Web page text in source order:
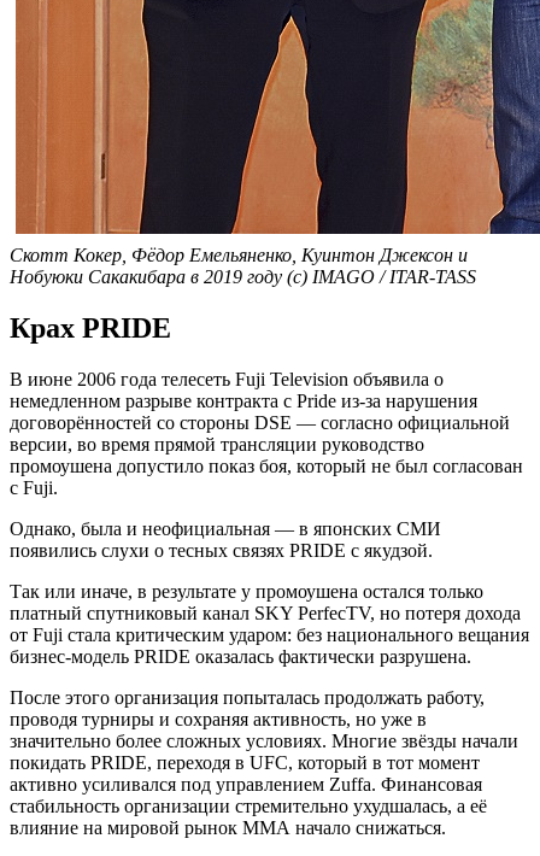
Скотт Кокер, Фёдор Емельяненко, Куинтон Джексон и
Нобуюки Сакакибара в 2019 году (с) IMAGO / ITAR-TASS
Крах PRIDE
В июне 2006 года телесеть Fuji Television объявила о
немедленном разрыве контракта с Pride из-за нарушения
договорённостей со стороны DSE — согласно официальной
версии, во время прямой трансляции руководство
промоушена допустило показ боя, который не был согласован
с Fuji.
Однако, была и неофициальная — в японских СМИ
появились слухи о тесных связях PRIDE с якудзой.
Так или иначе, в результате у промоушена остался только
платный спутниковый канал SKY PerfecTV, но потеря дохода
от Fuji стала критическим ударом: без национального вещания
бизнес-модель PRIDE оказалась фактически разрушена.
После этого организация попыталась продолжать работу,
проводя турниры и сохраняя активность, но уже в
значительно более сложных условиях. Многие звёзды начали
покидать PRIDE, переходя в UFC, который в тот момент
активно усиливался под управлением Zuffa. Финансовая
стабильность организации стремительно ухудшалась, а её
влияние на мировой рынок ММА начало снижаться.